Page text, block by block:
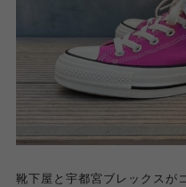
靴下屋と宇都宮ブレックスが